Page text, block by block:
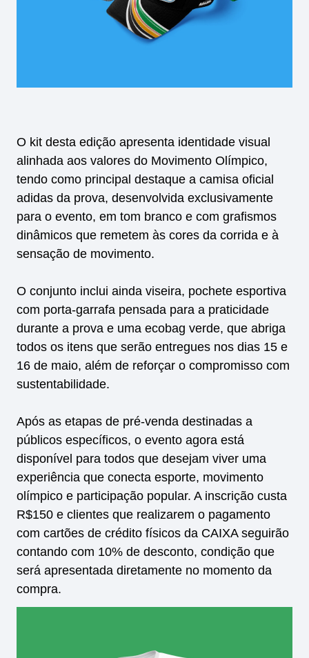
O kit desta edição apresenta identidade visual
alinhada aos valores do Movimento Olímpico,
tendo como principal destaque a camisa oficial
adidas da prova, desenvolvida exclusivamente
para o evento, em tom branco e com grafismos
dinâmicos que remetem às cores da corrida e à
sensação de movimento.
O conjunto inclui ainda viseira, pochete esportiva
com porta-garrafa pensada para a praticidade
durante a prova e uma ecobag verde, que abriga
todos os itens que serão entregues nos dias 15 e
16 de maio, além de reforçar o compromisso com
sustentabilidade.
Após as etapas de pré‑venda destinadas a
públicos específicos, o evento agora está
disponível para todos que desejam viver uma
experiência que conecta esporte, movimento
olímpico e participação popular. A inscrição custa
R$150 e clientes que realizarem o pagamento
com cartões de crédito físicos da CAIXA seguirão
contando com 10% de desconto, condição que
será apresentada diretamente no momento da
compra.